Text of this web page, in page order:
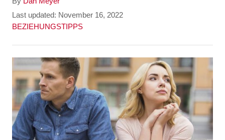
u
t
o
r
P
o
d
Last updated: November 16, 2022
C
g
e
s
BEZIEHUNGSTIPPS